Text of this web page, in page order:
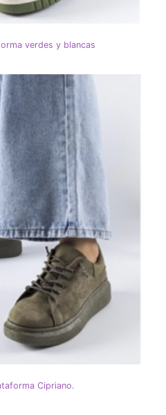
verdes y blancas
Cipriano.